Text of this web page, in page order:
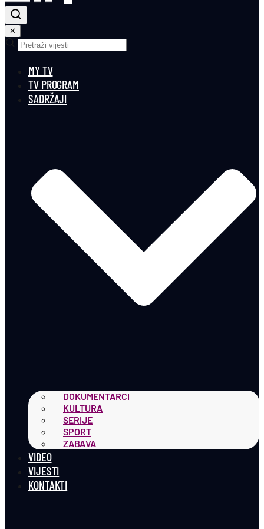
✕
MY TV
TV PROGRAM
SADRŽAJI
DOKUMENTARCI
KULTURA
SERIJE
SPORT
ZABAVA
VIDEO
VIJESTI
KONTAKTI